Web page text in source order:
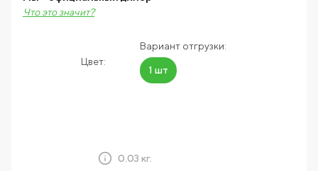
Цвет:
Вариант отгрузки:
1 шт
Что это значит?
0.03 кг.